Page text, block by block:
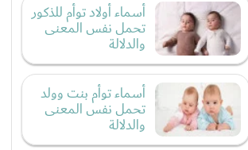
أسماء أولاد توأم للذكور
تحمل نفس المعنى
والدلالة
أسماء توأم بنت وولد
تحمل نفس المعنى
والدلالة